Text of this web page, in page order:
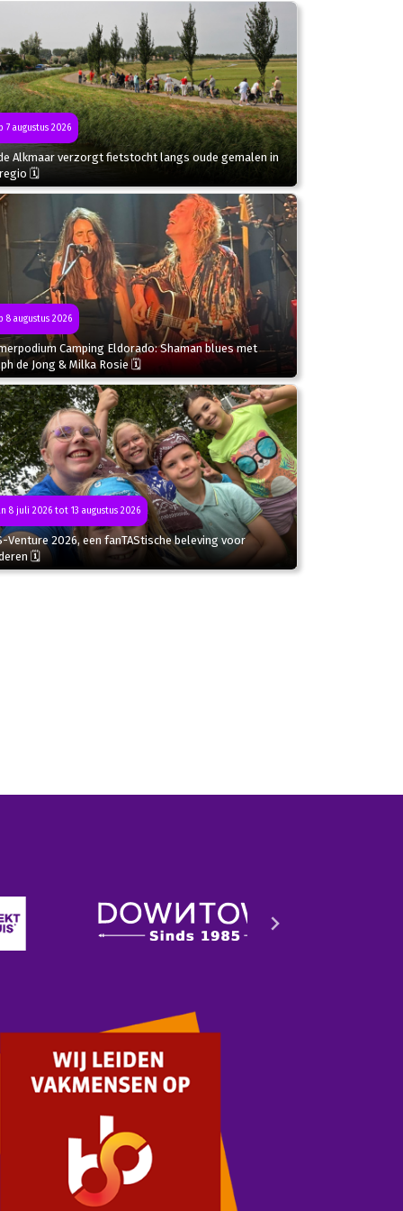
7 augustus 2026
Alkmaar verzorgt fietstocht langs oude gemalen in
🗓
8 augustus 2026
Camping Eldorado: Shaman blues met
de Jong & Milka Rosie 🗓
8 juli 2026 tot 13 augustus 2026
Venture 2026, een fanTAStische beleving voor
🗓